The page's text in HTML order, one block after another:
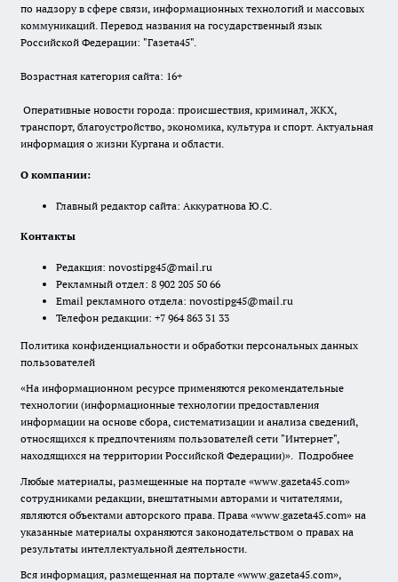
по надзору в сфере связи, информационных технологий и массовых
коммуникаций. Перевод названия на государственный язык
Российской Федерации: "Газета45".
Возрастная категория сайта: 16+
Оперативные новости города: происшествия, криминал, ЖКХ,
транспорт, благоустройство, экономика, культура и спорт. Актуальная
информация о жизни Кургана и области.
О компании:
Главный редактор сайта: Аккуратнова Ю.С.
Контакты
Редакция: novostipg45@mail.ru
Рекламный отдел: 8 902 205 50 66
Email рекламного отдела: novostipg45@mail.ru
Телефон редакции: +7 964 863 31 33
Политика конфиденциальности и обработки персональных данных
пользователей
«На информационном ресурсе применяются рекомендательные
технологии (информационные технологии предоставления
информации на основе сбора, систематизации и анализа сведений,
относящихся к предпочтениям пользователей сети "Интернет",
находящихся на территории Российской Федерации)». Подробнее
Любые материалы, размещенные на портале «www.gazeta45.com»
сотрудниками редакции, внештатными авторами и читателями,
являются объектами авторского права. Права «www.gazeta45.com» на
указанные материалы охраняются законодательством о правах на
результаты интеллектуальной деятельности.
Вся информация, размещенная на портале «www.gazeta45.com»,